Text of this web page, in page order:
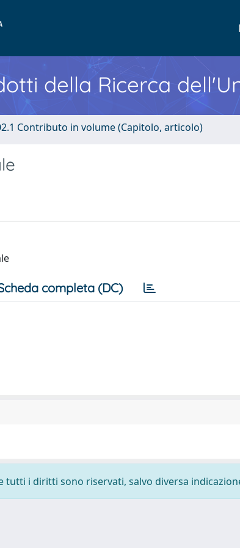
della Ricerca
Contributo in volume (Capitolo, articolo)
completa (DC)
tutti i diritti sono riservati, salvo diversa